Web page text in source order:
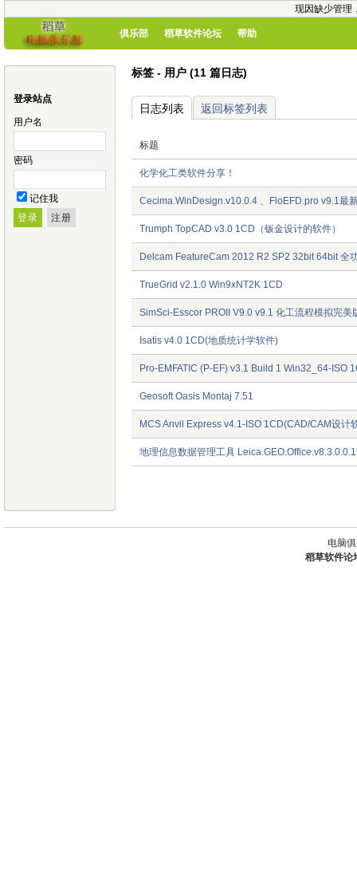
现因缺少管理
俱乐部 稻草软件论坛 帮助
登录站点
用户名
密码
记住我
标签 - 用户 (11 篇日志)
日志列表 返回标签列表
标题
化学化工类软件分享！
Cecima.WinDesign.v10.0.4 、FloEFD.pro v9.1最
Trumph TopCAD v3.0 1CD（钣金设计的软件）
Delcam FeatureCam 2012 R2 SP2 32bit 64bit 全
TrueGrid v2.1.0 Win9xNT2K 1CD
SimSci-Esscor PROII V9.0 v9.1 化工流程模拟完美
Isatis v4.0 1CD(地质统计学软件)
Pro-EMFATIC (P-EF) v3.1 Build 1 Win32_64-ISO
Geosoft Oasis Montaj 7.51
MCS Anvil Express v4.1-ISO 1CD(CAD/CAM设计
地理信息数据管理工具
电脑
稻草软件论